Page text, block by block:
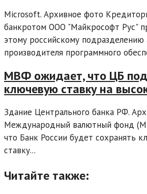
Microsoft. Архивное фото
банкротом ООО "Майкрософт Рус"
этому российскому подразделению
производителя программного
МВФ ожидает, что ЦБ
ключевую ставку на
Здание Центрального банка РФ.
Международный валютный фонд
что Банк России будет сохранять
ставку...
Читайте также: